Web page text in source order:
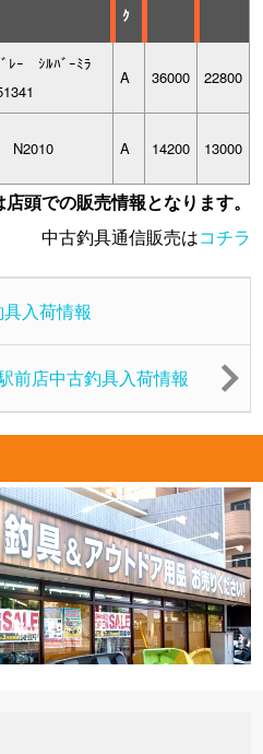
ｸ
ﾞﾚｰ ｼﾙﾊﾞｰﾐﾗ
A 36000 22800
N2010 A 14200 13000
店頭での販売情報となります。
中古釣具通信販売はコチラ
入荷情報
前店中古釣具入荷情報